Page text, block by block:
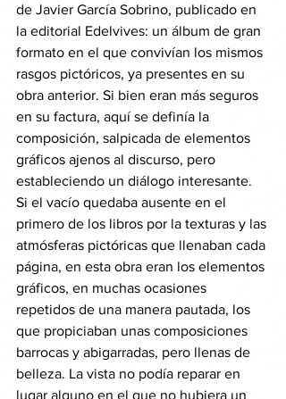
de Javier García Sobrino, publicado en
la editorial Edelvives: un álbum de gran
formato en el que convivían los mismos
rasgos pictóricos, ya presentes en su
obra anterior. Si bien eran más seguros
en su factura, aquí se definía la
composición, salpicada de elementos
gráficos ajenos al discurso, pero
estableciendo un diálogo interesante.
Si el vacío quedaba ausente en el
primero de los libros por la texturas y las
atmósferas pictóricas que llenaban cada
página, en esta obra eran los elementos
gráficos, en muchas ocasiones
repetidos de una manera pautada, los
que propiciaban unas composiciones
barrocas y abigarradas, pero llenas de
belleza. La vista no podía reparar en
lugar alguno en el que no hubiera un